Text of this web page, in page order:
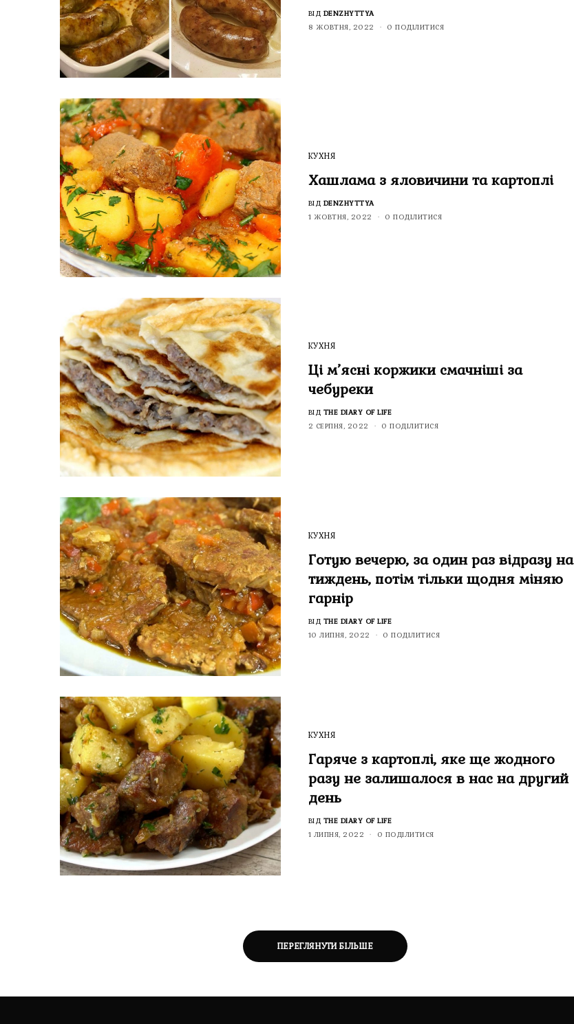
ВІД DENZHYTTYA
8 ЖОВТНЯ, 2022
0 ПОДІЛИТИСЯ
КУХНЯ
Хашлама з яловичини та картоплі
ВІД DENZHYTTYA
1 ЖОВТНЯ, 2022
0 ПОДІЛИТИСЯ
КУХНЯ
Ці м’ясні коржики смачніші за
чебуреки
ВІД THE DIARY OF LIFE
2 СЕРПНЯ, 2022
0 ПОДІЛИТИСЯ
КУХНЯ
Готую вечерю, за один раз відразу на
тиждень, потім тільки щодня міняю
гарнір
ВІД THE DIARY OF LIFE
10 ЛИПНЯ, 2022
0 ПОДІЛИТИСЯ
КУХНЯ
Гаряче з картоплі, яке ще жодного
разу не залишалося в нас на другий
день
ВІД THE DIARY OF LIFE
1 ЛИПНЯ, 2022
0 ПОДІЛИТИСЯ
ПЕРЕГЛЯНУТИ БІЛЬШЕ